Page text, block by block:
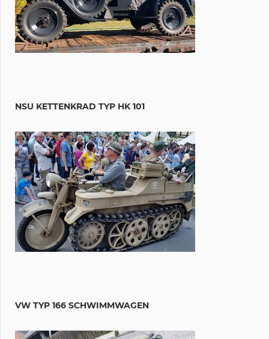
NSU KETTENKRAD TYP HK 101
VW TYP 166 SCHWIMMWAGEN